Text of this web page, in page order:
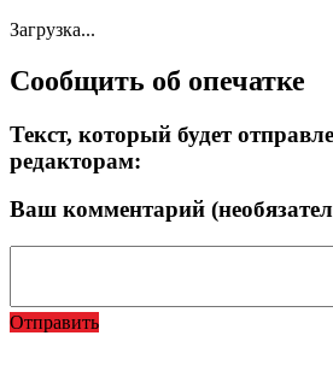
Загрузка...
Сообщить об опечатке
Текст, который будет
редакторам:
Ваш комментарий
Отправить